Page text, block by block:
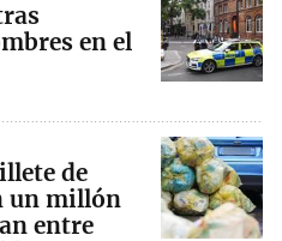
en el
de
un millón
entre